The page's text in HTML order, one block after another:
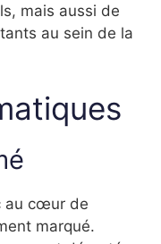
mais aussi de
au sein de la
au cœur de
marqué.